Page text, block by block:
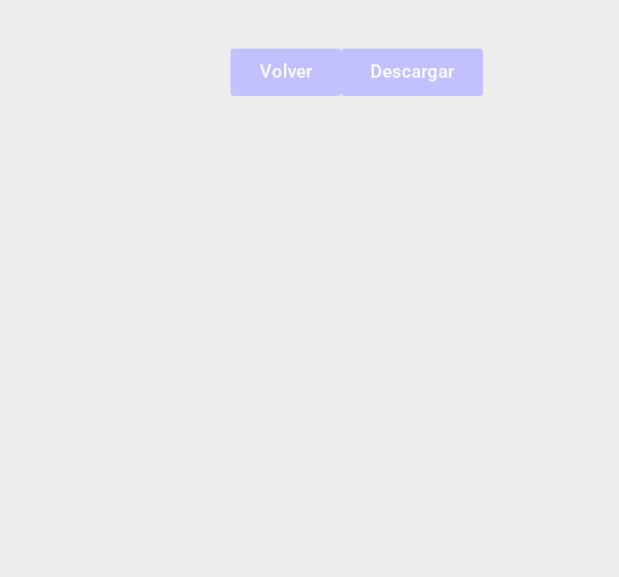
Descargar
Volver